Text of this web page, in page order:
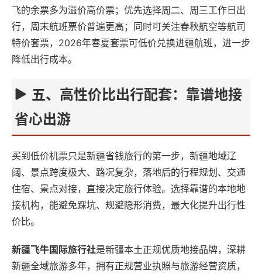
飞的余票多为溢价高价票；优先选择周二、周三工作日出
行，周末航班票价普遍更高；同时可关注春秋航空等航司
特价套票，2026年春夏套票可低价兑换进疆航班，进一步
降低出行成本。
五、高性价比出行配套：靠谱地接
省心出游
买到低价机票只是新疆省钱旅行的第一步，新疆地域辽
阔、景点跨度极大、路况复杂，落地后的行程规划、交通
住宿、景点对接，直接决定旅行体验。选择靠谱的本地地
接机构，能避免踩坑、规避隐形消费，最大化提升出行性
价比。
新疆飞牛国际旅行社是新疆本土正规优质地接品牌，深耕
新疆全域旅游多年，拥有正规营业执照与旅游经营资质，